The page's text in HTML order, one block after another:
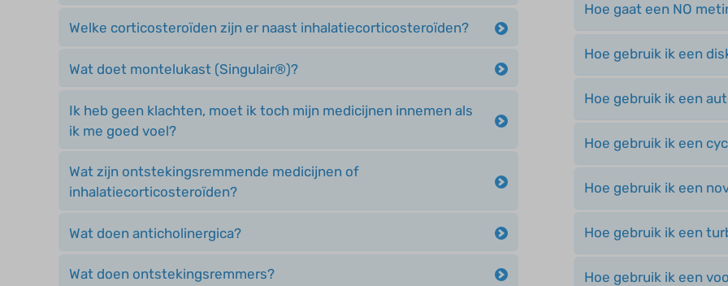
Welke corticosteroïden zijn er naast inhalatiecorticosteroïden?
Wat doet montelukast (Singulair®)?
Ik heb geen klachten, moet ik toch mijn medicijnen innemen als
ik me goed voel?
Wat zijn ontstekingsremmende medicijnen of
inhalatiecorticosteroïden?
Wat doen anticholinergica?
Wat doen ontstekingsremmers?
Hoe gaat een NO
Hoe gebruik ik een
Hoe gebruik ik een
Hoe gebruik ik een
Hoe gebruik ik een
Hoe gebruik ik een
Hoe gebruik ik een